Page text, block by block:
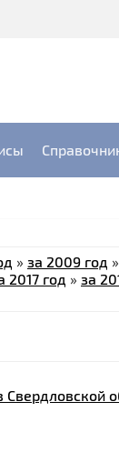
» за 2009 год »
2017 год » за